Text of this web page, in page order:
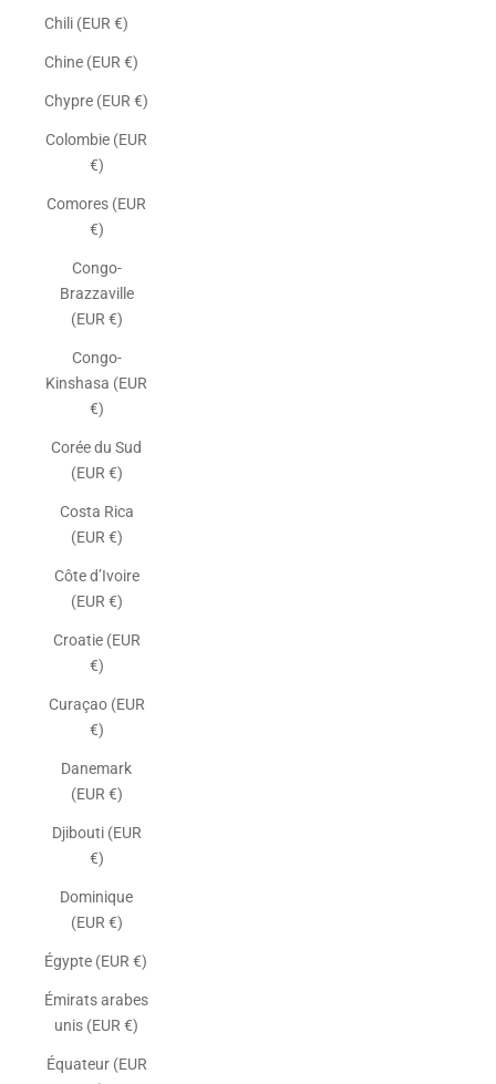
Chili (EUR €)
Chine (EUR €)
Chypre (EUR €)
Colombie (EUR
€)
Comores (EUR
€)
Congo-
Brazzaville
(EUR €)
Congo-
Kinshasa (EUR
€)
Corée du Sud
(EUR €)
Costa Rica
(EUR €)
Côte d’Ivoire
(EUR €)
Croatie (EUR
€)
Curaçao (EUR
€)
Danemark
(EUR €)
Djibouti (EUR
€)
Dominique
(EUR €)
Égypte (EUR €)
Émirats arabes
unis (EUR €)
Équateur (EUR